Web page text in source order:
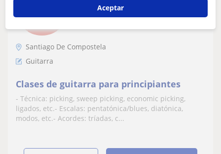
/h
Santiago De Compostela
Guitarra
Clases de guitarra para principiantes
- Técnica: picking, sweep picking, economic picking,
ligados, etc.- Escalas: pentatónica/blues, diatónica,
modos, etc.- Acordes: tríadas, c...
Aceptar